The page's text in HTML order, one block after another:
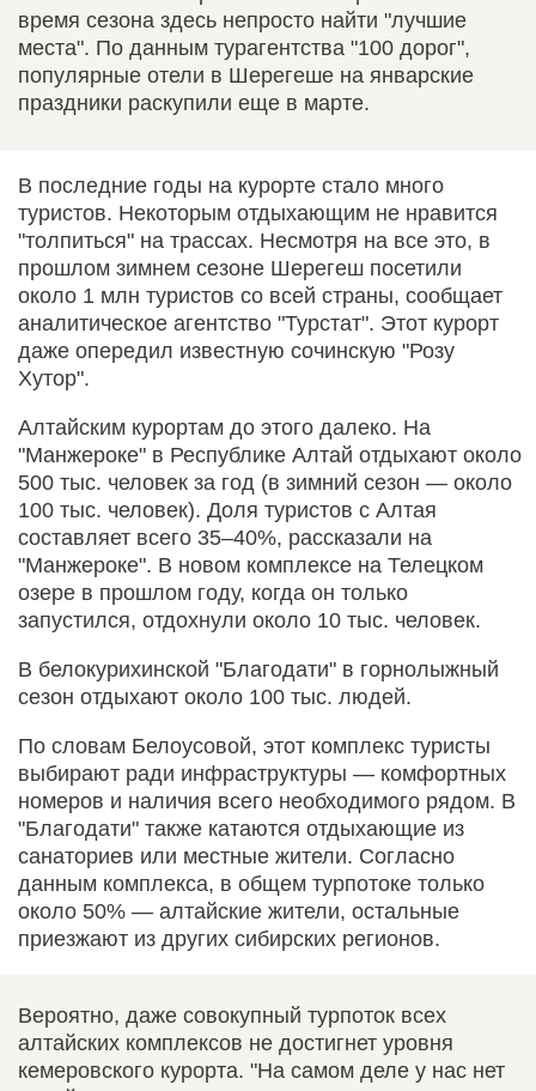
время сезона здесь непросто найти "лучшие
места". По данным турагентства "100 дорог",
популярные отели в Шерегеше на январские
праздники раскупили еще в марте.
В последние годы на курорте стало много
туристов. Некоторым отдыхающим не нравится
"толпиться" на трассах. Несмотря на все это, в
прошлом зимнем сезоне Шерегеш посетили
около 1 млн туристов со всей страны, сообщает
аналитическое агентство "Турстат". Этот курорт
даже опередил известную сочинскую "Розу
Хутор".
Алтайским курортам до этого далеко. На
"Манжероке" в Республике Алтай отдыхают около
500 тыс. человек за год (в зимний сезон — около
100 тыс. человек). Доля туристов с Алтая
составляет всего 35–40%, рассказали на
"Манжероке". В новом комплексе на Телецком
озере в прошлом году, когда он только
запустился, отдохнули около 10 тыс. человек.
В белокурихинской "Благодати" в горнолыжный
сезон отдыхают около 100 тыс. людей.
По словам Белоусовой, этот комплекс туристы
выбирают ради инфраструктуры — комфортных
номеров и наличия всего необходимого рядом. В
"Благодати" также катаются отдыхающие из
санаториев или местные жители. Согласно
данным комплекса, в общем турпотоке только
около 50% — алтайские жители, остальные
приезжают из других сибирских регионов.
Вероятно, даже совокупный турпоток всех
алтайских комплексов не достигнет уровня
кемеровского курорта. "На самом деле у нас нет